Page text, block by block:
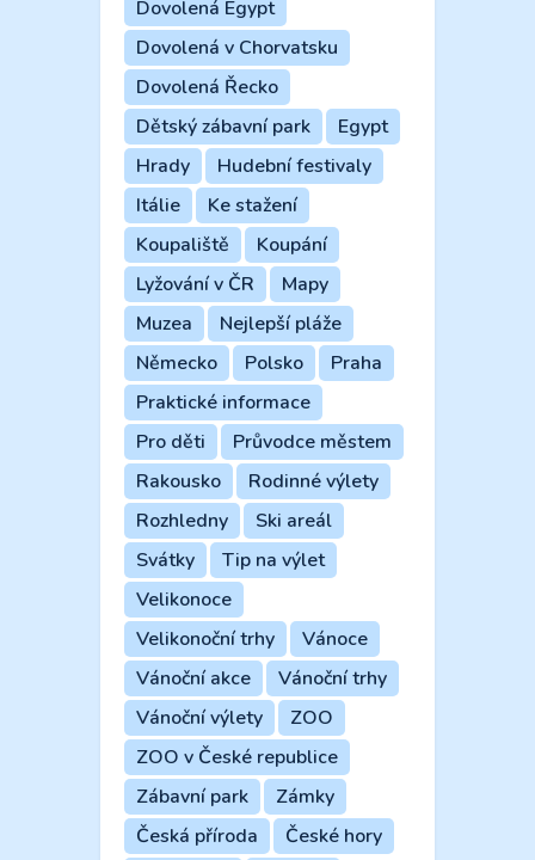
Dovolená Egypt
Dovolená v Chorvatsku
Dovolená Řecko
Dětský zábavní park
Egypt
Hrady
Hudební festivaly
Itálie
Ke stažení
Koupaliště
Koupání
Lyžování v ČR
Mapy
Muzea
Nejlepší pláže
Německo
Polsko
Praha
Praktické informace
Pro děti
Průvodce městem
Rakousko
Rodinné výlety
Rozhledny
Ski areál
Svátky
Tip na výlet
Velikonoce
Velikonoční trhy
Vánoce
Vánoční akce
Vánoční trhy
Vánoční výlety
ZOO
ZOO v České republice
Zábavní park
Zámky
Česká příroda
České hory